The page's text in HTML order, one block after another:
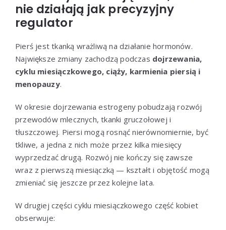
nie działają jak precyzyjny
regulator
Pierś jest tkanką wrażliwą na działanie hormonów.
Największe zmiany zachodzą podczas dojrzewania,
cyklu miesiączkowego, ciąży, karmienia piersią i
menopauzy.
W okresie dojrzewania estrogeny pobudzają rozwój
przewodów mlecznych, tkanki gruczołowej i
tłuszczowej. Piersi mogą rosnąć nierównomiernie, być
tkliwe, a jedna z nich może przez kilka miesięcy
wyprzedzać drugą. Rozwój nie kończy się zawsze
wraz z pierwszą miesiączką — kształt i objętość mogą
zmieniać się jeszcze przez kolejne lata.
W drugiej części cyklu miesiączkowego część kobiet
obserwuje: